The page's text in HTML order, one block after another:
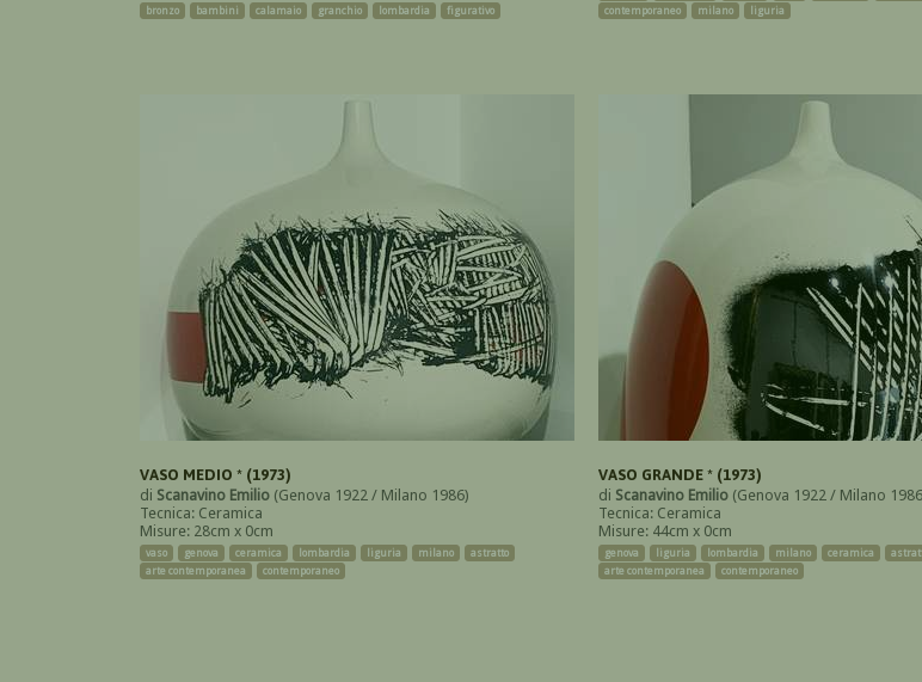
bronzo bambini calamaio granchio lombardia figurativo
contemporaneo
milano liguria
VASO MEDIO * (1973)
di Scanavino Emilio (Genova 1922 / Milano 1986)
Tecnica: Ceramica
Misure: 28cm x 0cm
vaso genova ceramica lombardia liguria milano
astratto
arte contemporanea
contemporaneo
VASO GRANDE * (1973)
di Scanavino Emilio (Genova 1922 / Milano
Tecnica: Ceramica
Misure: 44cm x 0cm
genova liguria lombardia milano ceramica
arte contemporanea
contemporaneo